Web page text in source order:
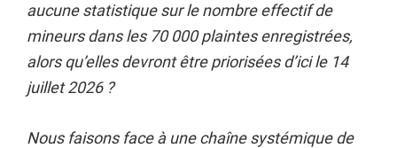
aucune statistique sur le nombre effectif de
mineurs dans les 70 000 plaintes enregistrées,
alors qu’elles devront être priorisées d’ici le 14
juillet 2026 ?
Nous faisons face à une chaîne systémique de